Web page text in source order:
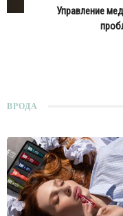
Управление
ВРОДА